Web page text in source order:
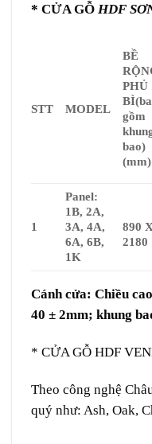
* CỬA GỖ HDF
STT MODEL
BỀ
PHỦ
BÌ
gồm
bao)
(mm)
1
Panel:
1B, 2A,
3A, 4A,
6A, 6B,
1K
890
2180
Cánh cửa: Chiều
40 ± 2mm; khung
* CỬA GỖ HDF
Theo công nghệ
quý như: Ash, Oak,